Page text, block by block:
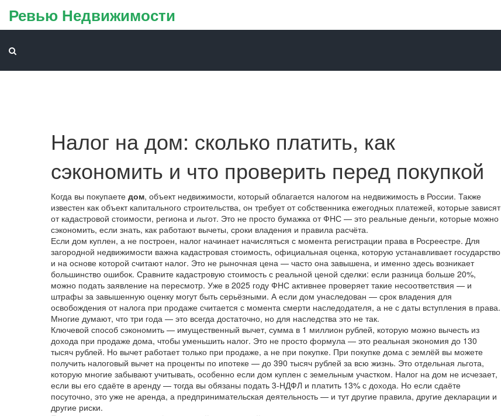
Ревью Недвижимости
Налог на дом: сколько платить, как
сэкономить и что проверить перед покупкой
Когда вы покупаете дом, объект недвижимости, который облагается налогом на недвижимость в России. Также
известен как объект капитального строительства, он требует от собственника ежегодных платежей, которые зависят
от кадастровой стоимости, региона и льгот. Это не просто бумажка от ФНС — это реальные деньги, которые можно
сэкономить, если знать, как работают вычеты, сроки владения и правила расчёта.
Если дом куплен, а не построен, налог начинает начисляться с момента регистрации права в Росреестре. Для
загородной недвижимости важна кадастровая стоимость, официальная оценка, которую устанавливает государство
и на основе которой считают налог. Это не рыночная цена — часто она завышена, и именно здесь возникает
большинство ошибок. Сравните кадастровую стоимость с реальной ценой сделки: если разница больше 20%,
можно подать заявление на пересмотр. Уже в 2025 году ФНС активнее проверяет такие несоответствия — и
штрафы за завышенную оценку могут быть серьёзными. А если дом унаследован — срок владения для
освобождения от налога при продаже считается с момента смерти наследодателя, а не с даты вступления в права.
Многие думают, что три года — это всегда достаточно, но для наследства это не так.
Ключевой способ сэкономить — имущественный вычет, сумма в 1 миллион рублей, которую можно вычесть из
дохода при продаже дома, чтобы уменьшить налог. Это не просто формула — это реальная экономия до 130
тысяч рублей. Но вычет работает только при продаже, а не при покупке. При покупке дома с землёй вы можете
получить налоговый вычет на проценты по ипотеке — до 390 тысяч рублей за всю жизнь. Это отдельная льгота,
которую многие забывают учитывать, особенно если дом куплен с земельным участком. Налог на дом не исчезает,
если вы его сдаёте в аренду — тогда вы обязаны подать 3-НДФЛ и платить 13% с дохода. Но если сдаёте
посуточно, это уже не аренда, а предпринимательская деятельность — и тут другие правила, другие декларации и
другие риски.